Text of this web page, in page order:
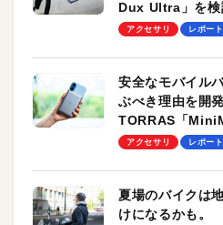
Dux Ultra」を検
のモバイルユー
アクセサリ レポート
安全なモバイル
ぶべき理由を開
TORRAS「
ーも
アクセサリ レポート
夏場のバイクは
けになるかも。